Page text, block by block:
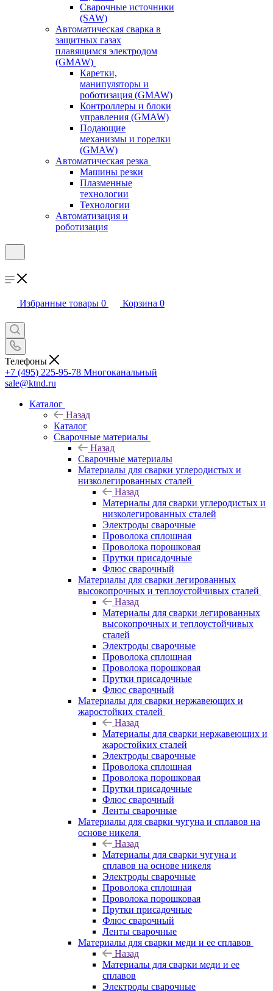
Сварочные источники
(SAW)
Автоматическая сварка в
защитных газах
плавящимся электродом
(GMAW)
Каретки,
манипуляторы и
роботизация (GMAW)
Контроллеры и блоки
управления (GMAW)
Подающие
механизмы и горелки
(GMAW)
Автоматическая резка
Машины резки
Плазменные
технологии
Технологии
Автоматизация и
роботизация
Избранные товары 0 Корзина 0
Телефоны
+7 (495) 225-95-78 Многоканальный
sale@ktnd.ru
Каталог
Назад
Каталог
Сварочные материалы
Назад
Сварочные материалы
Материалы для сварки углеродистых и
низколегированных сталей
Назад
Материалы для сварки углеродистых и
низколегированных сталей
Электроды сварочные
Проволока сплошная
Проволока порошковая
Прутки присадочные
Флюс сварочный
Материалы для сварки легированных
высокопрочных и теплоустойчивых сталей
Назад
Материалы для сварки легированных
высокопрочных и теплоустойчивых
сталей
Электроды сварочные
Проволока сплошная
Проволока порошковая
Прутки присадочные
Флюс сварочный
Материалы для сварки нержавеющих и
жаростойких сталей
Назад
Материалы для сварки нержавеющих и
жаростойких сталей
Электроды сварочные
Проволока сплошная
Проволока порошковая
Прутки присадочные
Флюс сварочный
Ленты сварочные
Материалы для сварки чугуна и сплавов на
основе никеля
Назад
Материалы для сварки чугуна и
сплавов на основе никеля
Электроды сварочные
Проволока сплошная
Проволока порошковая
Прутки присадочные
Флюс сварочный
Ленты сварочные
Материалы для сварки меди и ее сплавов
Назад
Материалы для сварки меди и ее
сплавов
Электроды сварочные